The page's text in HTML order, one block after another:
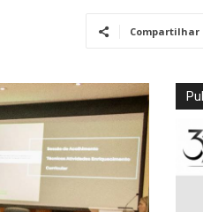
Compartilhar